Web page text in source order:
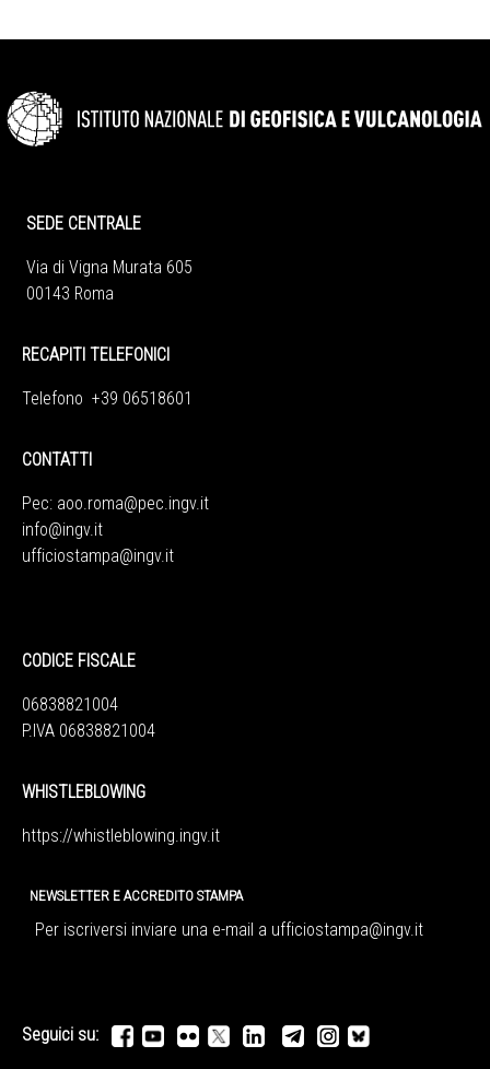
SEDE CENTRALE
Via di Vigna Murata 605
00143 Roma
RECAPITI TELEFONICI
Telefono +39 06518601
CONTATTI
Pec: aoo.roma@pec.ingv.it
info@ingv.it
ufficiostampa@ingv.it
CODICE FISCALE
06838821004
P.IVA 06838821004
WHISTLEBLOWING
https://whistleblowing.ingv. it
NEWSLETTER E ACCREDITO STAMPA
Per iscriversi inviare una e-mail a ufficiostampa@ingv.it
Seguici su: